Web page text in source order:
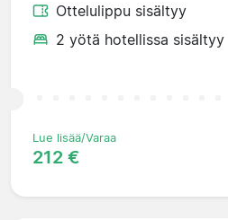
Ottelulippu sisältyy
2 yötä hotellissa sisältyy
Lue lisää/Varaa
212 €